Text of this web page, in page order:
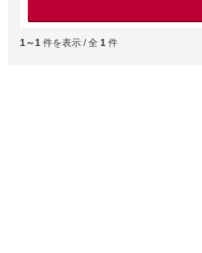
1～1 件を表示 / 全 1 件